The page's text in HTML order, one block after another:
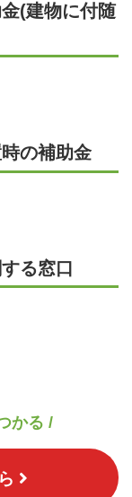
(建物に付随
の補助金
る窓口
かる /